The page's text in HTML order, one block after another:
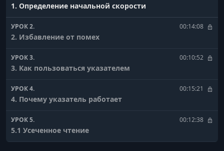
1. Определение начальной скорости
УРОК 2. 00:14:08
2. Избавление от помех
УРОК 3. 00:10:52
3. Как пользоваться указателем
УРОК 4. 00:15:21
4. Почему указатель работает
УРОК 5. 00:12:38
5.1 Усеченное чтение